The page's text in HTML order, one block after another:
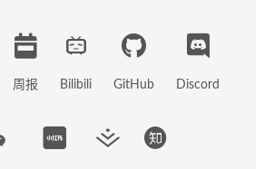
周报 Bilibili GitHub Discord